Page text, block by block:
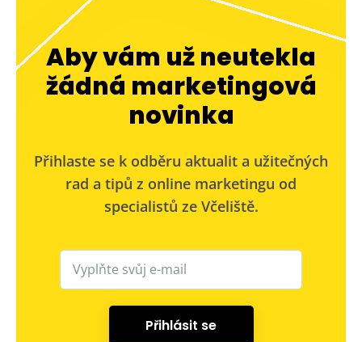
Aby vám už neutekla
žádná marketingová
novinka
Přihlaste se k odběru aktualit a užitečných
rad a tipů z online marketingu od
specialistů ze Včeliště.
Přihlásit se